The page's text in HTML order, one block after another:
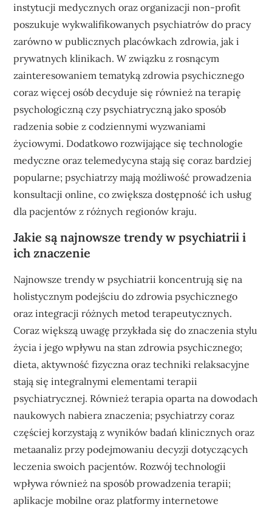
instytucji medycznych oraz organizacji non-profit
poszukuje wykwalifikowanych psychiatrów do pracy
zarówno w publicznych placówkach zdrowia, jak i
prywatnych klinikach. W związku z rosnącym
zainteresowaniem tematyką zdrowia psychicznego
coraz więcej osób decyduje się również na terapię
psychologiczną czy psychiatryczną jako sposób
radzenia sobie z codziennymi wyzwaniami
życiowymi. Dodatkowo rozwijające się technologie
medyczne oraz telemedycyna stają się coraz bardziej
popularne; psychiatrzy mają możliwość prowadzenia
konsultacji online, co zwiększa dostępność ich usług
dla pacjentów z różnych regionów kraju.
Jakie są najnowsze trendy w psychiatrii i
ich znaczenie
Najnowsze trendy w psychiatrii koncentrują się na
holistycznym podejściu do zdrowia psychicznego
oraz integracji różnych metod terapeutycznych.
Coraz większą uwagę przykłada się do znaczenia stylu
życia i jego wpływu na stan zdrowia psychicznego;
dieta, aktywność fizyczna oraz techniki relaksacyjne
stają się integralnymi elementami terapii
psychiatrycznej. Również terapia oparta na dowodach
naukowych nabiera znaczenia; psychiatrzy coraz
częściej korzystają z wyników badań klinicznych oraz
metaanaliz przy podejmowaniu decyzji dotyczących
leczenia swoich pacjentów. Rozwój technologii
wpływa również na sposób prowadzenia terapii;
aplikacje mobilne oraz platformy internetowe